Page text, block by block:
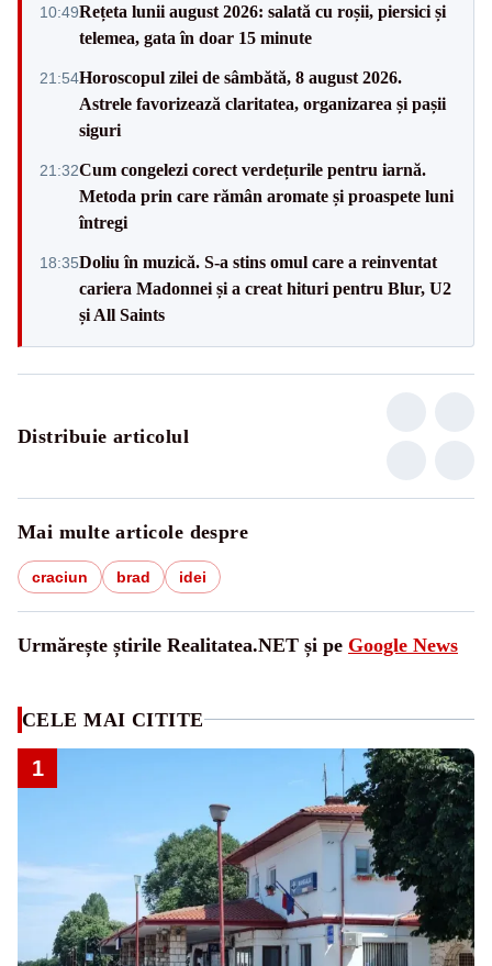
10:49Rețeta lunii august 2026: salată cu roșii, piersici și
telemea, gata în doar 15 minute
21:54Horoscopul zilei de sâmbătă, 8 august 2026.
Astrele favorizează claritatea, organizarea și pașii
siguri
21:32Cum congelezi corect verdețurile pentru iarnă.
Metoda prin care rămân aromate și proaspete luni
întregi
18:35Doliu în muzică. S-a stins omul care a reinventat
cariera Madonnei și a creat hituri pentru Blur, U2
și All Saints
Distribuie articolul
Mai multe articole despre
craciun brad idei
Urmărește știrile Realitatea.NET și pe Google News
CELE MAI CITITE
1